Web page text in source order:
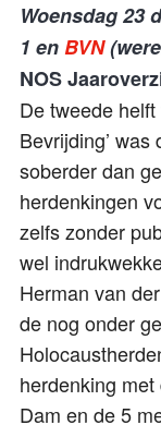
Woensdag 23
1 enBVN
NOS
De tweede
Bevrijding’
soberder dan
herdenkingen
zelfs zonder
wel
Herman van
de nog onder
herdenking
Dam en de 5